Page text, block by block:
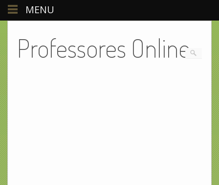
Professores Online
MENU